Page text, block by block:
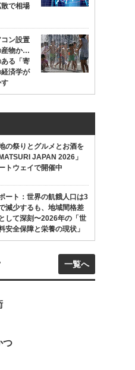
で相場
ン設置
産物か…
る「寄
済学が
の祭りとグルメとお酒を
JAPAN 2026」
トウェイで開催中
ート：世界の飢餓人口は3
減少するも、地域間格差
して深刻〜2026年の「世
安全保障と栄養の現状」
一覧へ
つ